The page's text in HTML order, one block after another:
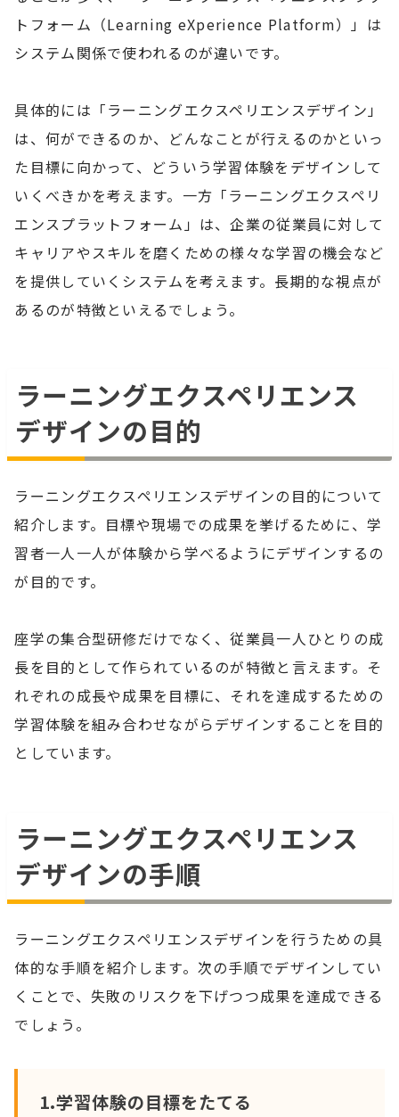
トフォーム（Learning eXperience Platform）」は
システム関係で使われるのが違いです。
具体的には「ラーニングエクスペリエンスデザイン」
は、何ができるのか、どんなことが行えるのかといっ
た目標に向かって、どういう学習体験をデザインして
いくべきかを考えます。一方「ラーニングエクスペリ
エンスプラットフォーム」は、企業の従業員に対して
キャリアやスキルを磨くための様々な学習の機会など
を提供していくシステムを考えます。長期的な視点が
あるのが特徴といえるでしょう。
ラーニングエクスペリエンス
デザインの目的
ラーニングエクスペリエンスデザインの目的について
紹介します。目標や現場での成果を挙げるために、学
習者一人一人が体験から学べるようにデザインするの
が目的です。
座学の集合型研修だけでなく、従業員一人ひとりの成
長を目的として作られているのが特徴と言えます。そ
れぞれの成長や成果を目標に、それを達成するための
学習体験を組み合わせながらデザインすることを目的
としています。
ラーニングエクスペリエンス
デザインの手順
ラーニングエクスペリエンスデザインを行うための具
体的な手順を紹介します。次の手順でデザインしてい
くことで、失敗のリスクを下げつつ成果を達成できる
でしょう。
1.学習体験の目標をたてる